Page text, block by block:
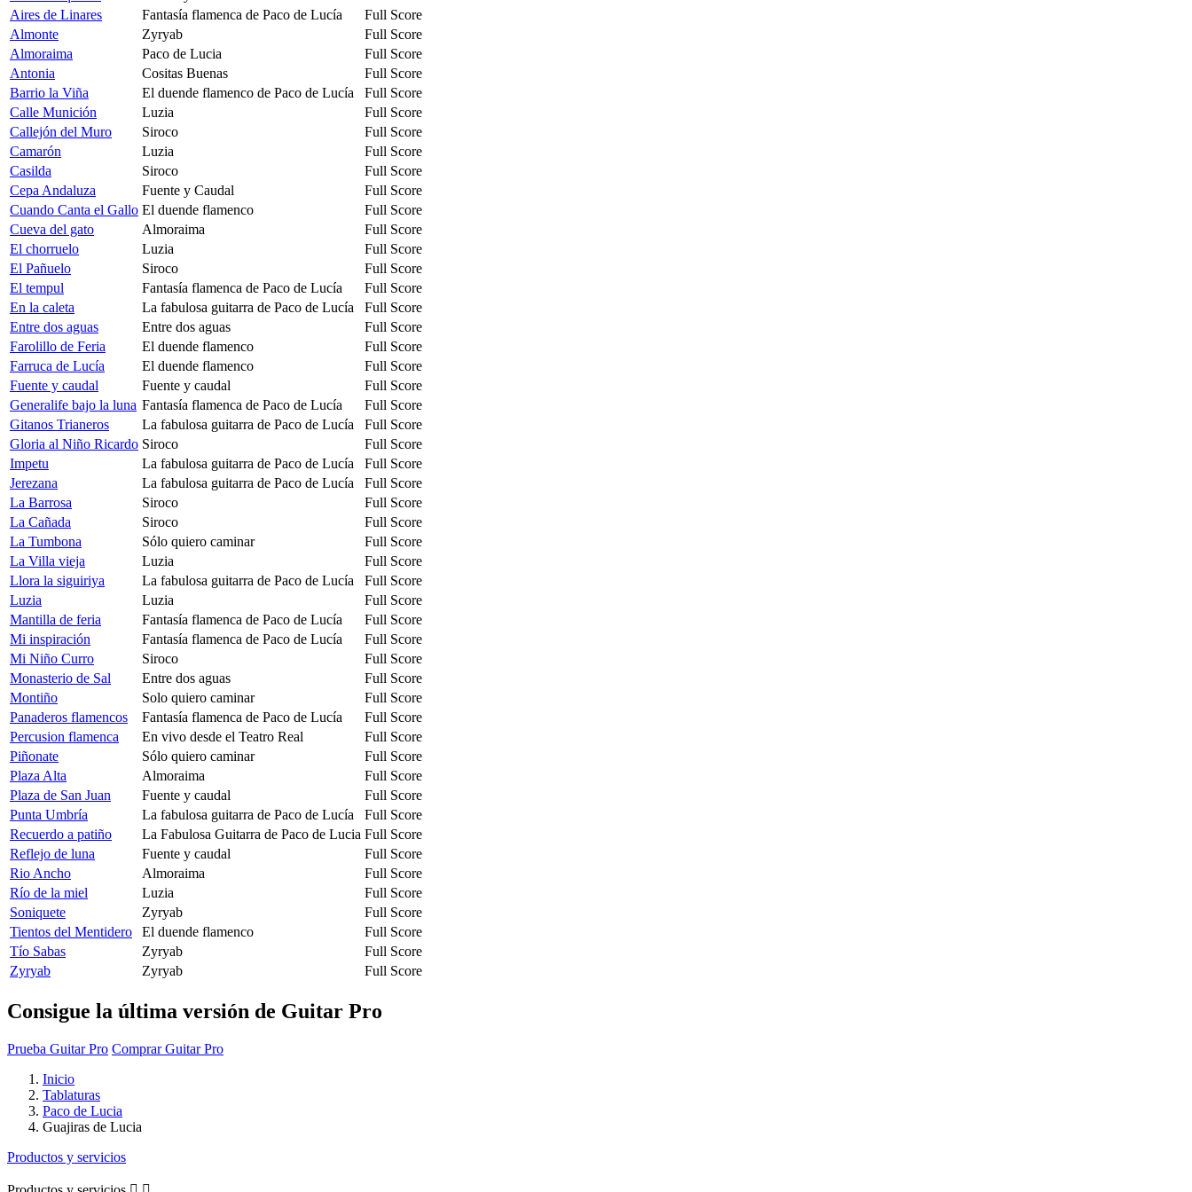
Aires de Linares
Fantasía flamenca de Paco de Lucía
Full Score
Almonte
Zyryab
Full Score
Almoraima
Paco de Lucia
Full Score
Antonia
Cositas Buenas
Full Score
Barrio la Viña
El duende flamenco de Paco de Lucía
Full Score
Calle Munición
Luzia
Full Score
Callejón del Muro
Siroco
Full Score
Camarón
Luzia
Full Score
Casilda
Siroco
Full Score
Cepa Andaluza
Fuente y Caudal
Full Score
Cuando Canta el Gallo El duende flamenco
Full Score
Cueva del gato
Almoraima
Full Score
El chorruelo
Luzia
Full Score
El Pañuelo
Siroco
Full Score
El tempul
Fantasía flamenca de Paco de Lucía
Full Score
En la caleta
La fabulosa guitarra de Paco de Lucía
Full Score
Entre dos aguas
Entre dos aguas
Full Score
Farolillo de Feria
El duende flamenco
Full Score
Farruca de Lucía
El duende flamenco
Full Score
Fuente y caudal
Fuente y caudal
Full Score
Generalife bajo la luna Fantasía flamenca de Paco de Lucía
Full Score
Gitanos Trianeros
La fabulosa guitarra de Paco de Lucía
Full Score
Gloria al Niño Ricardo Siroco
Full Score
Impetu
La fabulosa guitarra de Paco de Lucía
Full Score
Jerezana
La fabulosa guitarra de Paco de Lucía
Full Score
La Barrosa
Siroco
Full Score
La Cañada
Siroco
Full Score
La Tumbona
Sólo quiero caminar
Full Score
La Villa vieja
Luzia
Full Score
Llora la siguiriya
La fabulosa guitarra de Paco de Lucía
Full Score
Luzia
Luzia
Full Score
Mantilla de feria
Fantasía flamenca de Paco de Lucía
Full Score
Mi inspiración
Fantasía flamenca de Paco de Lucía
Full Score
Mi Niño Curro
Siroco
Full Score
Monasterio de Sal
Entre dos aguas
Full Score
Montiño
Solo quiero caminar
Full Score
Panaderos flamencos
Fantasía flamenca de Paco de Lucía
Full Score
Percusion flamenca
En vivo desde el Teatro Real
Full Score
Piñonate
Sólo quiero caminar
Full Score
Plaza Alta
Almoraima
Full Score
Plaza de San Juan
Fuente y caudal
Full Score
Punta Umbría
La fabulosa guitarra de Paco de Lucía
Full Score
Recuerdo a patiño
La Fabulosa Guitarra de Paco de Lucia Full Score
Reflejo de luna
Fuente y caudal
Full Score
Rio Ancho
Almoraima
Full Score
Río de la miel
Luzia
Full Score
Soniquete
Zyryab
Full Score
Tientos del Mentidero
El duende flamenco
Full Score
Tío Sabas
Zyryab
Full Score
Zyryab
Zyryab Full Score
Consigue la última versión de Guitar Pro
Prueba Guitar Pro Comprar Guitar Pro
Inicio
Tablaturas
Paco de Lucia
Guajiras de Lucia
Productos y servicios